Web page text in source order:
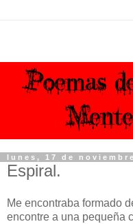
lunes, 17 de
Espiral.
Me encontraba formado
encontre a una pequeña